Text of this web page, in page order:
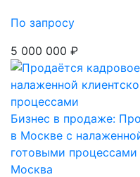
По запросу
5 000 000 ₽
Бизнес в продаже:
в Москве с
готовыми процессами
Москва